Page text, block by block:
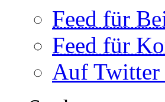
Feed für
Feed für
Auf Twitter